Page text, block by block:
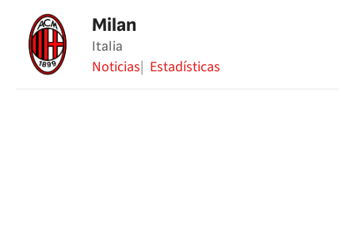
Milan
Italia
Noticias Estadísticas